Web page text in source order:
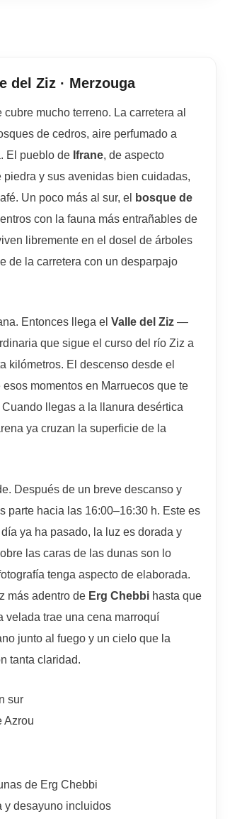
del Ziz · Merzouga
mucho terreno. La carretera al
de cedros, aire perfumado a
El pueblo de Ifrane, de aspecto
y sus avenidas bien cuidadas,
Un poco más al sur, el
bosque de
con la fauna más entrañables de
libremente en el dosel de árboles
de la carretera con un desparpajo
Entonces llega el Valle del Ziz —
que sigue el curso del río Ziz a
kilómetros. El descenso desde el
momentos en Marruecos que te
llegas a la llanura desértica
ya cruzan la superficie de la
Después de un breve descanso y
parte hacia las 16:00–16:30 h. Este es
ya ha pasado, la luz es dorada y
las caras de las dunas son lo
tenga aspecto de elaborada.
más adentro de Erg Chebbi hasta que
velada trae una cena marroquí
junto al fuego y un cielo que la
tanta claridad.
sur
Azrou
de Erg Chebbi
y desayuno incluidos